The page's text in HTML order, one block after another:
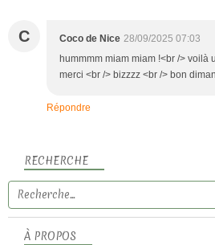
C Coco de Nice 28/09/2025 07:03
hummmm miam miam !<br /> voilà
merci <br /> bizzzz <br /> bon
Répondre
RECHERCHE
À PROPOS